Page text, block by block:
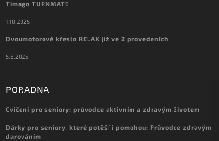
Timago TURNMATE
1.10.2025
Dvoumotorové křeslo RELAX již ve 2 provedeních
5.6.2025
PORADNA
Cvičení pro seniory: průvodce aktivním a zdravým životem
Dárky pro seniory, které potěší i pomohou: Průvodce zdravým
darováním